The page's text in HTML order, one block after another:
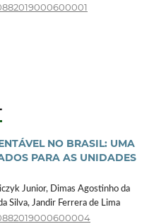
NO BRASIL: UMA
PARA AS UNIDADES
Junior, Dimas Agostinho da
Silva, Jandir Ferrera de Lima